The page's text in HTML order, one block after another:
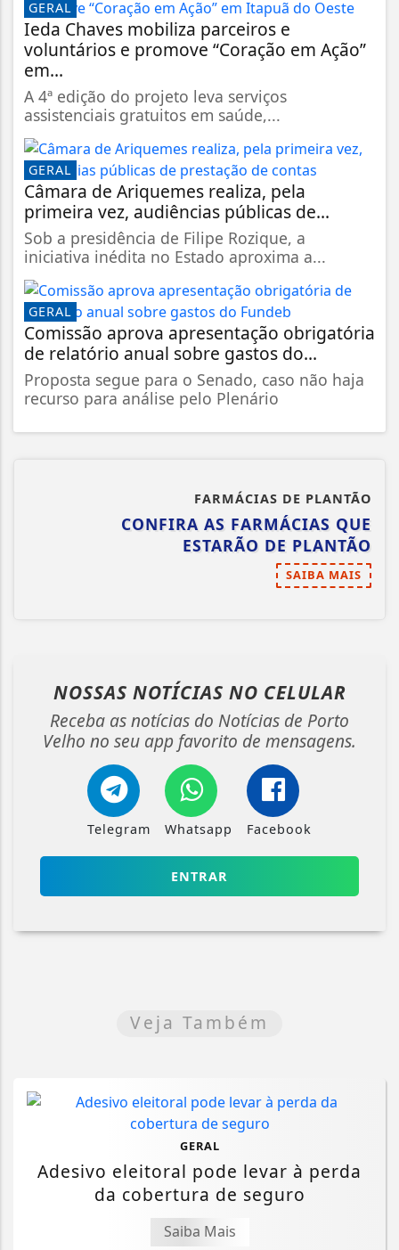
GERAL
Ieda Chaves mobiliza parceiros e
voluntários e promove “Coração em Ação”
em...
A 4ª edição do projeto leva serviços
assistenciais gratuitos em saúde,...
GERAL
Câmara de Ariquemes realiza, pela
primeira vez, audiências públicas de...
Sob a presidência de Filipe Rozique, a
iniciativa inédita no Estado aproxima a...
GERAL
Comissão aprova apresentação obrigatória
de relatório anual sobre gastos do...
Proposta segue para o Senado, caso não haja
recurso para análise pelo Plenário
FARMÁCIAS DE PLANTÃO
CONFIRA AS FARMÁCIAS QUE
ESTARÃO DE PLANTÃO
SAIBA MAIS
NOSSAS NOTÍCIAS NO CELULAR
Receba as notícias do Notícias de Porto
Velho no seu app favorito de mensagens.
Telegram Whatsapp Facebook
ENTRAR
Veja Também
GERAL
Adesivo eleitoral pode levar à perda
da cobertura de seguro
Saiba Mais